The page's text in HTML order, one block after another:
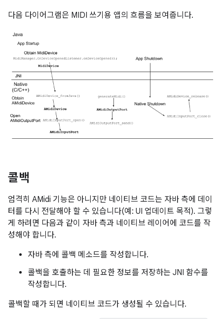
다음 다이어그램은 MIDI 쓰기용 앱의 흐름을 보여줍니다.
콜백
엄격히 AMidi 기능은 아니지만 네이티브 코드는 자바 측에 데이
터를 다시 전달해야 할 수 있습니다(예: UI 업데이트 목적). 그렇
게 하려면 다음과 같이 자바 측과 네이티브 레이어에 코드를 작
성해야 합니다.
자바 측에 콜백 메소드를 작성합니다.
콜백을 호출하는 데 필요한 정보를 저장하는 JNI 함수를
작성합니다.
콜백할 때가 되면 네이티브 코드가 생성될 수 있습니다.